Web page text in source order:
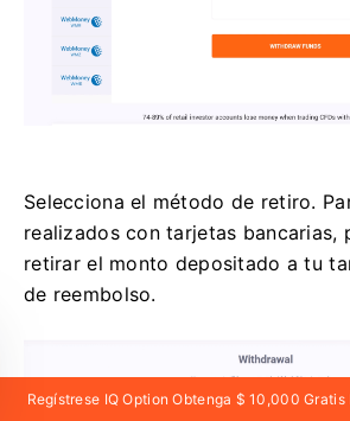
Selecciona el método de retiro.
realizados con tarjetas bancarias,
retirar el monto depositado a tu
de reembolso.
Regístrese IQ Option Obtenga $ 10,000 Gratis